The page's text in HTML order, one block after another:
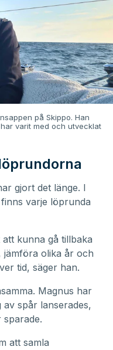
på Skippo. Han
varit med och utvecklat
gjort det länge. I
varje löprunda
kunna gå tillbaka
jämföra olika år och
tid, säger han.
Magnus har
spår lanserades,
att samla